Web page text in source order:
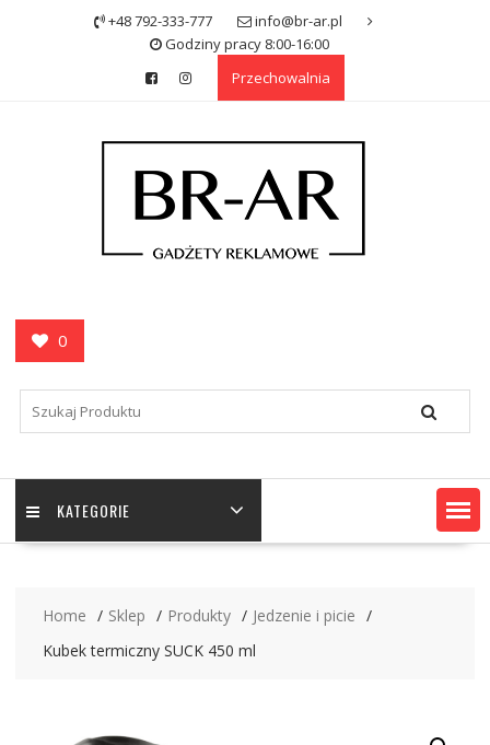
+48 792-333-777
info@br-ar.pl
Godziny pracy 8:00-16:00
Przechowalnia
0
KATEGORIE
Home Sklep Produkty
Jedzenie i picie
Kubek termiczny SUCK 450 ml